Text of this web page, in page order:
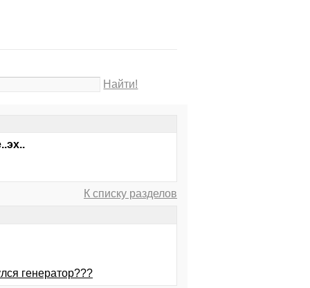
Найти!
К списку разделов
генератор???